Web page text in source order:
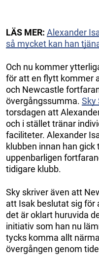
LÄS MER: Alexander
så mycket kan han
Och nu kommer
för att en flytt kommer
och Newcastle
övergångssumma. Sky
torsdagen att
och i stället tränar
faciliteter. Alexander
klubben innan han
uppenbarligen
tidigare klubb.
Sky skriver även att
att Isak beslutat sig för
det är oklart huruvida
initiativ som han nu
tycks komma allt
övergången genom